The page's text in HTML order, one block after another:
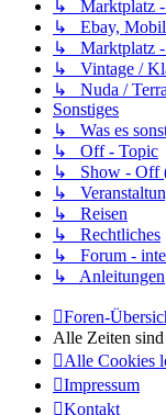
↳ Marktplatz -
↳ Ebay,
↳ Marktplatz -
↳ Vintage /
↳ Nuda /
Sonstiges
↳ Was es
↳ Off - Topic
↳ Show - Off
↳
↳ Reisen
↳ Rechtliches
↳ Forum -
↳ Anleitungen
Foren-
Alle Zeiten sind
Alle Cookies
Impressum
Kontakt